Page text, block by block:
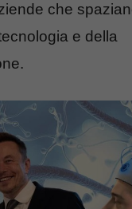
che
e della